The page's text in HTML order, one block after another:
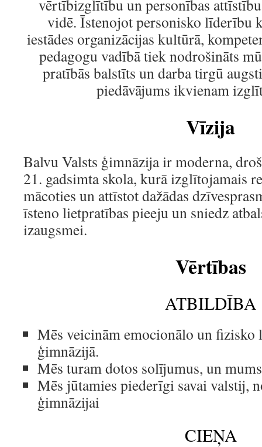
vērtībizglītību un personības
vidē. Īstenojot personisko līderību
iestādes organizācijas kultūrā,
pedagogu vadībā tiek nodrošināts
pratībās balstīts un darba tirgū
piedāvājums ikvienam
Vīzija
Balvu Valsts ģimnāzija ir moderna,
21. gadsimta skola, kurā izglītojamais
mācoties un attīstot dažādas
īsteno lietpratības pieeju un sniedz
izaugsmei.
Vērtības
ATBILDĪBA
Mēs veicinām emocionālo un
ģimnāzijā.
Mēs turam dotos solījumus, un
Mēs jūtamies piederīgi savai valstij,
ģimnāzijai
CIEŅA